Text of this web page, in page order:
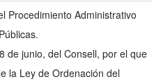
Procedimiento Administrativo
de junio, del Consell, por el que
la Ley de Ordenación del